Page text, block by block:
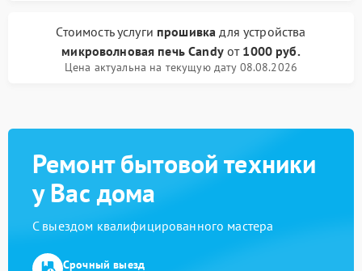
Стоимость услуги прошивка для устройства
микроволновая печь Candyот 1000 руб.
Цена актуальна на текущую дату 08.08.2026
Ремонт бытовой техники
у Вас дома
С выездом квалифицированного мастера
Срочный выезд